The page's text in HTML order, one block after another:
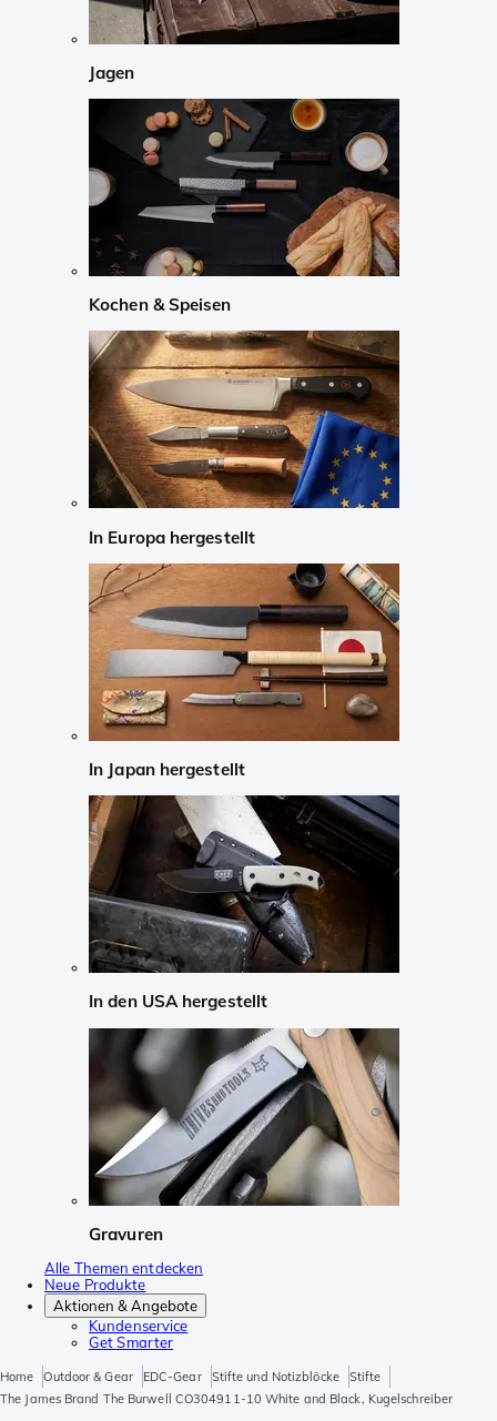
Jagen
Kochen & Speisen
In Europa hergestellt
In Japan hergestellt
In den USA hergestellt
Gravuren
Alle Themen entdecken
Neue Produkte
Aktionen & Angebote
Kundenservice
Get Smarter
Home Outdoor & Gear EDC-Gear Stifte und Notizblöcke
Stifte
The James Brand The Burwell CO304911-10 White and Black, Kugelschreiber